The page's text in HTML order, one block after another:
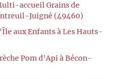
accueil Grains de
Juigné (49460)
aux Enfants à Les Hauts-
Pom d'Api à Bécon-